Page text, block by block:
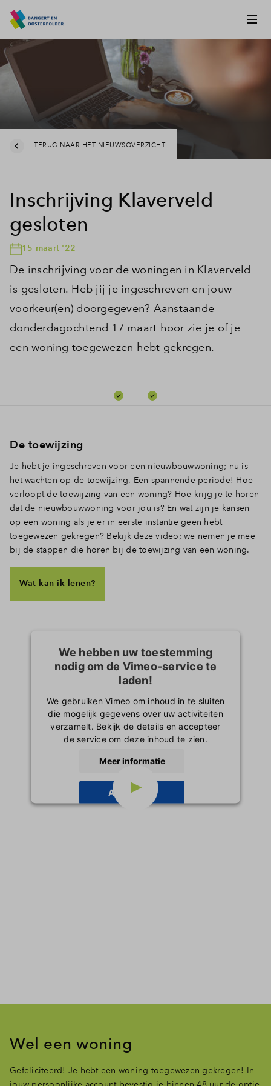
TERUG NAAR HET NIEUWSOVERZICHT
Inschrijving Klaverveld
gesloten
15 maart '22
De inschrijving voor de woningen in Klaverveld
is gesloten. Heb jij je ingeschreven en jouw
voorkeur(en) doorgegeven? Aanstaande
donderdagochtend 17 maart hoor zie je of je
een woning toegewezen hebt gekregen.
De toewijzing
Je hebt je ingeschreven voor een nieuwbouwwoning; nu is
het wachten op de toewijzing. Een spannende periode! Hoe
verloopt de toewijzing van een woning? Hoe krijg je te horen
dat de nieuwbouwwoning voor jou is? En wat zijn je kansen
op een woning als je er in eerste instantie geen hebt
toegewezen gekregen? Bekijk deze video; we nemen je mee
bij de stappen die horen bij de toewijzing van een woning.
Wat kan ik lenen?
We hebben uw toestemming
nodig om de Vimeo-service te
laden!
We gebruiken Vimeo om inhoud in te sluiten
die mogelijk gegevens over uw activiteiten
verzamelt. Bekijk de details en accepteer
de service om deze inhoud te zien.
Meer informatie
Accepteren
Wel een woning
Gefeliciteerd! Je hebt een woning toegewezen gekregen! In